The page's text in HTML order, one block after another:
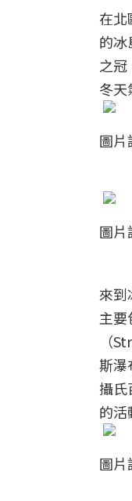
在北
的
之
冬天
圖片
圖片
來到
主
（
斯瀑
攝
的活
圖片